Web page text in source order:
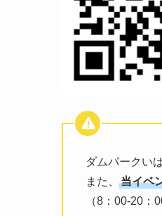
ダムパークい
また、
当イベ
（8：00-20